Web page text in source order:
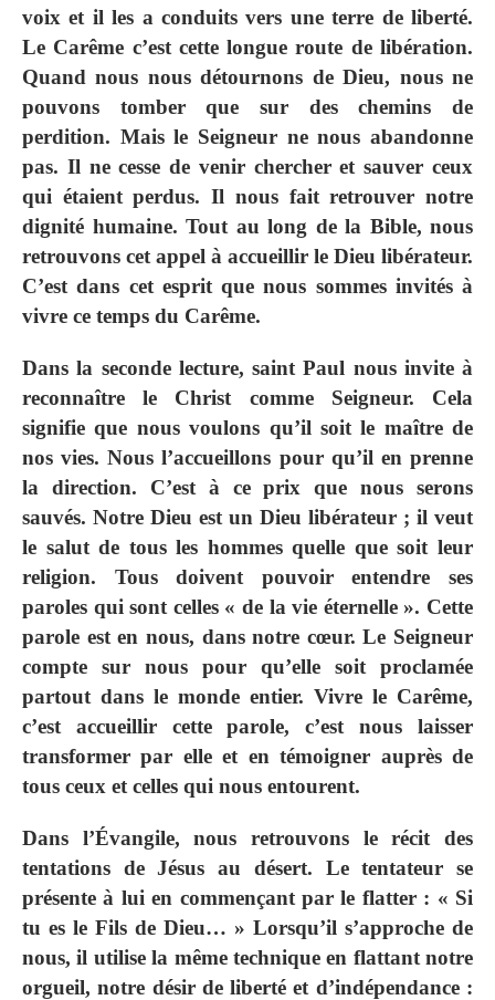
voix et il les a conduits vers une terre de liberté.
Le Carême c’est cette longue route de libération.
Quand nous nous détournons de Dieu, nous ne
pouvons tomber que sur des chemins de
perdition. Mais le Seigneur ne nous abandonne
pas. Il ne cesse de venir chercher et sauver ceux
qui étaient perdus. Il nous fait retrouver notre
dignité humaine. Tout au long de la Bible, nous
retrouvons cet appel à accueillir le Dieu libérateur.
C’est dans cet esprit que nous sommes invités à
vivre ce temps du Carême.
Dans la seconde lecture, saint Paul nous invite à
reconnaître le Christ comme Seigneur. Cela
signifie que nous voulons qu’il soit le maître de
nos vies. Nous l’accueillons pour qu’il en prenne
la direction. C’est à ce prix que nous serons
sauvés. Notre Dieu est un Dieu libérateur ; il veut
le salut de tous les hommes quelle que soit leur
religion. Tous doivent pouvoir entendre ses
paroles qui sont celles « de la vie éternelle ». Cette
parole est en nous, dans notre cœur. Le Seigneur
compte sur nous pour qu’elle soit proclamée
partout dans le monde entier. Vivre le Carême,
c’est accueillir cette parole, c’est nous laisser
transformer par elle et en témoigner auprès de
tous ceux et celles qui nous entourent.
Dans l’Évangile, nous retrouvons le récit des
tentations de Jésus au désert. Le tentateur se
présente à lui en commençant par le flatter : « Si
tu es le Fils de Dieu… » Lorsqu’il s’approche de
nous, il utilise la même technique en flattant notre
orgueil, notre désir de liberté et d’indépendance :